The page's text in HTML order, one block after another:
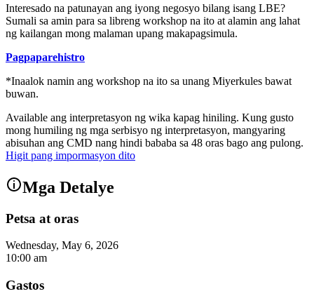
Interesado na patunayan ang iyong negosyo bilang isang LBE?
Sumali sa amin para sa libreng workshop na ito at alamin ang lahat
ng kailangan mong malaman upang makapagsimula.
Pagpaparehistro
*Inaalok namin ang workshop na ito sa unang Miyerkules bawat
buwan.
Available ang interpretasyon ng wika kapag hiniling. Kung gusto
mong humiling ng mga serbisyo ng interpretasyon, mangyaring
abisuhan ang CMD nang hindi bababa sa 48 oras bago ang pulong.
Higit pang impormasyon dito
Mga Detalye
Petsa at oras
Wednesday, May 6, 2026
10:00 am
Gastos